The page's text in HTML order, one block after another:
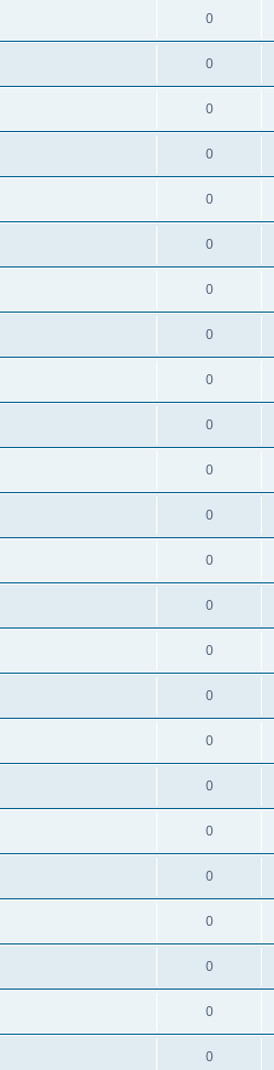
0
0
0
0
0
0
0
0
0
0
0
0
0
0
0
0
0
0
0
0
0
0
0
0